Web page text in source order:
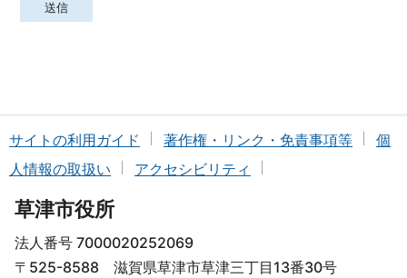
サイトの利用ガイド 著作権・リンク・免責事項等
個
人情報の取扱い
アクセシビリティ
草津市役所
法人番号 7000020252069
〒525-8588 滋賀県草津市草津三丁目13番30号